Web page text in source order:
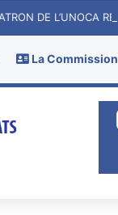
La Commission